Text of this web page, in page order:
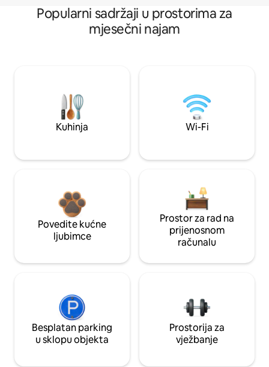
Popularni sadržaji u prostorima za
mjesečni najam
Kuhinja Wi-Fi
Povedite kućne
ljubimce
Prostor za rad na
prijenosnom
računalu
Besplatan parking
u sklopu objekta
Prostorija za
vježbanje